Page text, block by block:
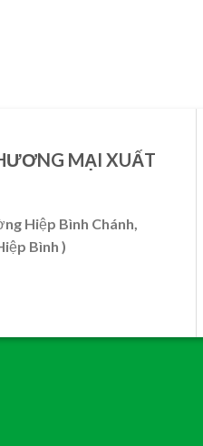
MẠI XUẤT
Hiệp Bình Chánh,
Bình )